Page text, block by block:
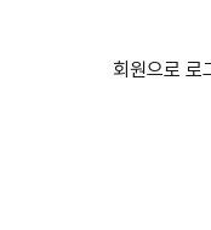
회원으로 로